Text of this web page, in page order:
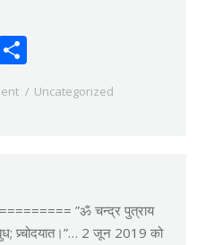
Uncategorized
”ॐ चन्द्र पुत्राय
बुध; प्र्चोदयात।”… 2 जून 2019 को